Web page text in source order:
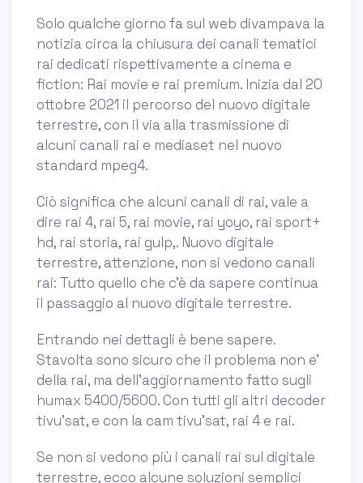
Solo qualche giorno fa sul web divampava la
notizia circa la chiusura dei canali tematici
rai dedicati rispettivamente a cinema e
fiction: Rai movie e rai premium. Inizia dal 20
ottobre 2021 il percorso del nuovo digitale
terrestre, con il via alla trasmissione di
alcuni canali rai e mediaset nel nuovo
standard mpeg4.
Ciò significa che alcuni canali di rai, vale a
dire rai 4, rai 5, rai movie, rai yoyo, rai sport+
hd, rai storia, rai gulp,. Nuovo digitale
terrestre, attenzione, non si vedono canali
rai: Tutto quello che c’è da sapere continua
il passaggio al nuovo digitale terrestre.
Entrando nei dettagli è bene sapere.
Stavolta sono sicuro che il problema non e'
della rai, ma dell'aggiornamento fatto sugli
humax 5400/5600. Con tutti gli altri decoder
tivu'sat, e con la cam tivu'sat, rai 4 e rai.
Se non si vedono più i canali rai sul digitale
terrestre, ecco alcune soluzioni semplici